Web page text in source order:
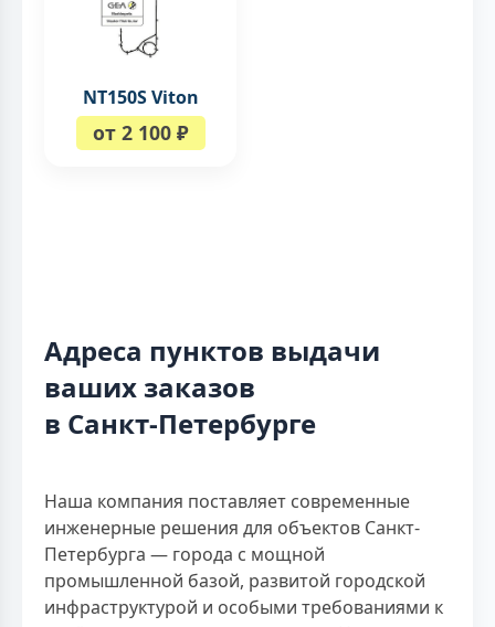
NT150S Viton
от 2 100 ₽
Адреса пунктов выдачи
ваших заказов
в Санкт-Петербурге
Наша компания поставляет современные
инженерные решения для объектов Санкт-
Петербурга — города с мощной
промышленной базой, развитой городской
инфраструктурой и особыми требованиями к